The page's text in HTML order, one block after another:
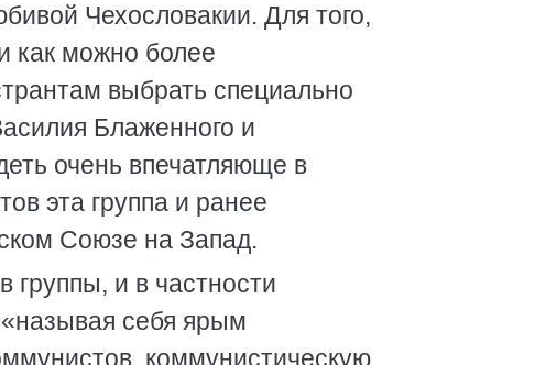
Чехословакии. Для того,
как можно более
выбрать специально
Блаженного и
очень впечатляюще в
эта группа и ранее
Союзе на Запад.
группы, и в частности
себя ярым
коммунистическую